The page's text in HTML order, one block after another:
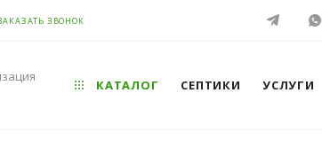
ЗВОНОК
КАТАЛОГ СЕПТИКИ УСЛУГИ